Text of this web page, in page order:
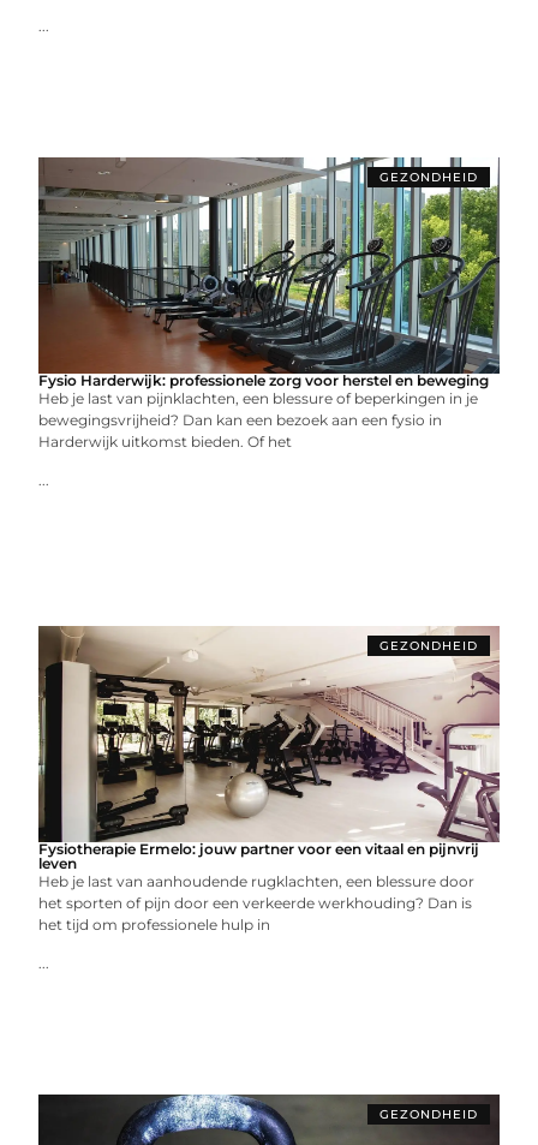
...
GEZONDHEID
Fysio Harderwijk: professionele zorg voor herstel en beweging
Heb je last van pijnklachten, een blessure of beperkingen in je
bewegingsvrijheid? Dan kan een bezoek aan een fysio in
Harderwijk uitkomst bieden. Of het
...
GEZONDHEID
Fysiotherapie Ermelo: jouw partner voor een vitaal en pijnvrij
leven
Heb je last van aanhoudende rugklachten, een blessure door
het sporten of pijn door een verkeerde werkhouding? Dan is
het tijd om professionele hulp in
...
GEZONDHEID